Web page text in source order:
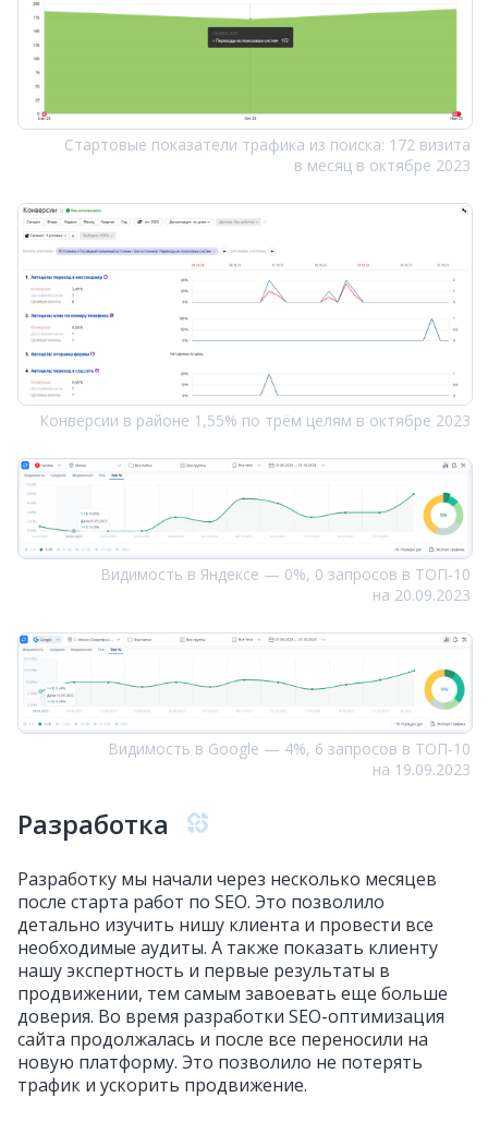
Стартовые показатели трафика из поиска: 172 визита
в месяц в октябре 2023
Конверсии в районе 1,55% по трём целям в октябре 2023
Видимость в Яндексе — 0%, 0 запросов в ТОП‑10
на 20.09.2023
Видимость в Google — 4%, 6 запросов в ТОП‑10
на 19.09.2023
Разработка
Разработку мы начали через несколько месяцев
после старта работ по SEO. Это позволило
детально изучить нишу клиента и провести все
необходимые аудиты. А также показать клиенту
нашу экспертность и первые результаты в
продвижении, тем самым завоевать еще больше
доверия. Во время разработки SEO-оптимизация
сайта продолжалась и после все переносили на
новую платформу. Это позволило не потерять
трафик и ускорить продвижение.